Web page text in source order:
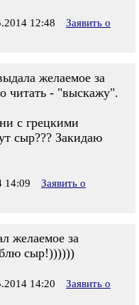
12:48
Заявить о
желаемое за
читать - "выскажу".
с грецкими
сыр??? Закидаю
14:09
Заявить о
желаемое за
сыр!))))))
14:20
Заявить о